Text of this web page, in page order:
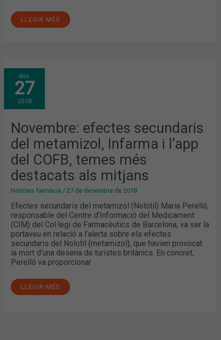
LLEGIR MÉS
des.
27
2018
Novembre: efectes secundaris
del metamizol, Infarma i l’app
del COFB, temes més
destacats als mitjans
Notícies farmàcia /27 de desembre de 2018
Efectes secundaris del metamizol (Nolotil) Maria Perelló,
responsable del Centre d’Informació del Medicament
(CIM) del Col·legi de Farmacèutics de Barcelona, va ser la
portaveu en relació a l’alerta sobre els efectes
secundaris del Nolotil (metamizol), que havien provocat
la mort d’una desena de turistes britànics. En concret,
Perelló va proporcionar
NOVEMBRE:
EFECTES
SECUNDARIS
DEL
METAMIZOL,
INFARMA
I
COFB,
TEMES
MÉS
DESTACATS
ALS
MITJANS
LLEGIR MÉS